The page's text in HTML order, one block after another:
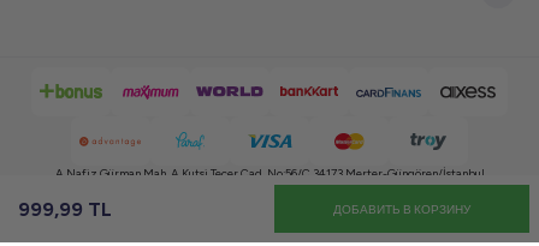
999,99 TL ДОБАВИТЬ В КОРЗИНУ
A.Nafiz Gürman Mah. A.Kutsi Tecer Cad. No:56/C 34173 Merter-Güngören/İstanbul